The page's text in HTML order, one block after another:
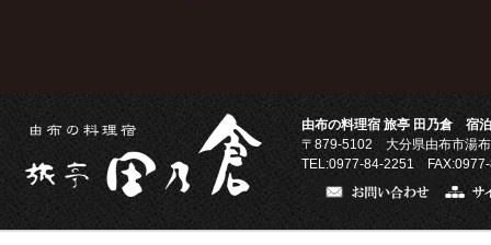
由布の料理宿 旅亭 田乃倉 宿
〒879-5102 大分県由布市湯
TEL:0977-84-2251